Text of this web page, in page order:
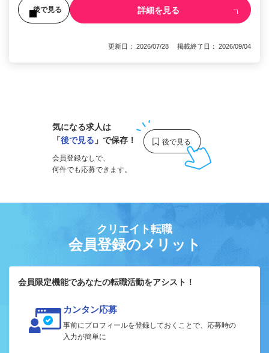
後で見る 詳細を見る
更新日： 2026/07/28 掲載終了日： 2026/09/04
気になる求人は
「後で見る 」で保存！
会員登録なしで、
何件でも応募できます。
クリエイト転職
会員登録のメリット
会員限定機能であなたの転職活動をアシスト！
カンタン応募
事前にプロフィールを登録しておくことで、応募時の
入力が簡単に